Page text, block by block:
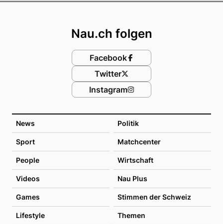
News Politik
Sport Matchcenter
People Wirtschaft
Videos Nau Plus
Games Stimmen der Schweiz
Lifestyle Themen
Nau.ch folgen
Facebook
Twitter
Instagram